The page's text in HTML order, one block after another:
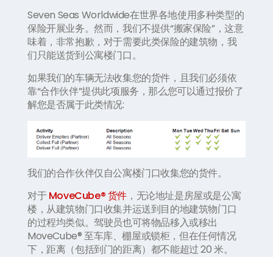
Seven Seas Worldwide在世界各地使用多种类型的
保险开展业务。然而，我们不提供“搬家保险”，这意
味着，非常抱歉，对于需要此类保险的建筑物，我
们只能送货到公寓楼门口。
如果我们的车辆无法收集您的货件，且我们必须依
靠“合作伙伴”提供此项服务，那么您可以通过报价了
解您是否属于此类情况:
我们的合作伙伴仅自公寓楼门口收集您的货件。
对于MoveCube® 货件 ，无论地址是房屋或是公寓
楼，从建筑物门口收集并运送到目的地建筑物门口
的过程均类似。驾驶员也可将物品移入或移出
MoveCube® 至车库、棚屋或锁柜，但在任何情况
下，距离（包括到门的距离）都不能超过 20 米。